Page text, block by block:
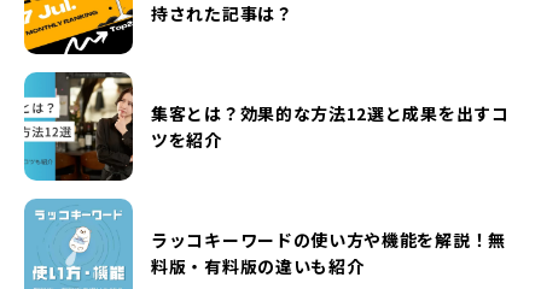
持された記事は？
集客とは？効果的な方法12選と成果を出すコ
ツを紹介
ラッコキーワードの使い方や機能を解説！無
料版・有料版の違いも紹介